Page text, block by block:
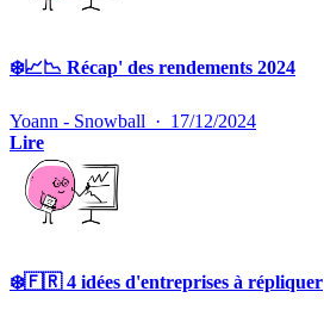
❄️📈📉 Récap' des rendements 2024
Yoann - Snowball · 17/12/2024
Lire
❄️🇫🇷 4 idées d'entreprises à répliquer